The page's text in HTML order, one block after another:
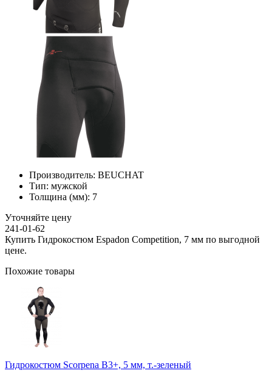
Производитель: BEUCHAT
Тип: мужской
Толщина (мм): 7
Уточняйте цену
241-01-62
Купить Гидрокостюм Espadon Competition, 7 мм по выгодной
цене.
Похожие товары
Гидрокостюм Scorpena B3+, 5 мм, т.-зеленый